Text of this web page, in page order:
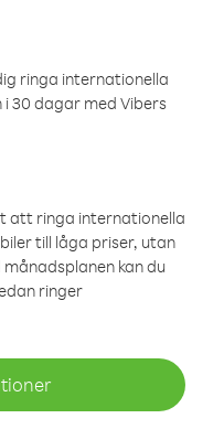
ringa internationella
30 dagar med Vibers
att ringa internationella
till låga priser, utan
kan du
ringer